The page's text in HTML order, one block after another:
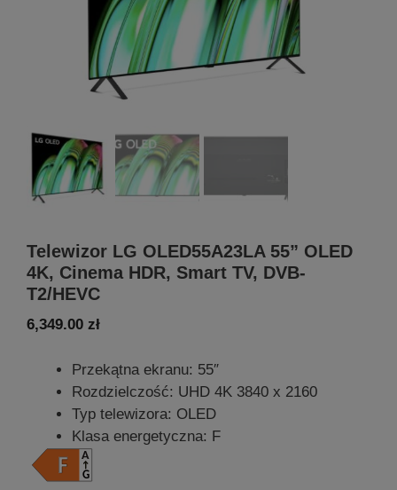
Telewizor LG OLED55A23LA 55” OLED
4K, Cinema HDR, Smart TV, DVB-
T2/HEVC
6,349.00 zł
Przekątna ekranu: 55″
Rozdzielczość: UHD 4K 3840 x 2160
Typ telewizora: OLED
Klasa energetyczna: F